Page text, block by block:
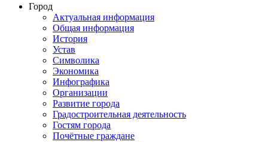
Город
Актуальная информация
Общая информация
История
Устав
Символика
Экономика
Инфографика
Организации
Развитие города
Градостроительная деятельность
Гостям города
Почётные граждане